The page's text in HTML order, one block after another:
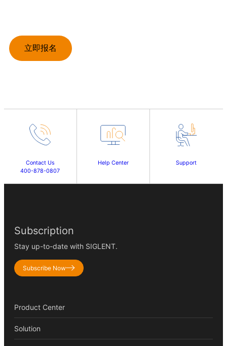
Contact Us
400-878-0807
Help Center Support
Subscription
Stay up-to-date with SIGLENT.
Subscribe Now
Product Center
Solution